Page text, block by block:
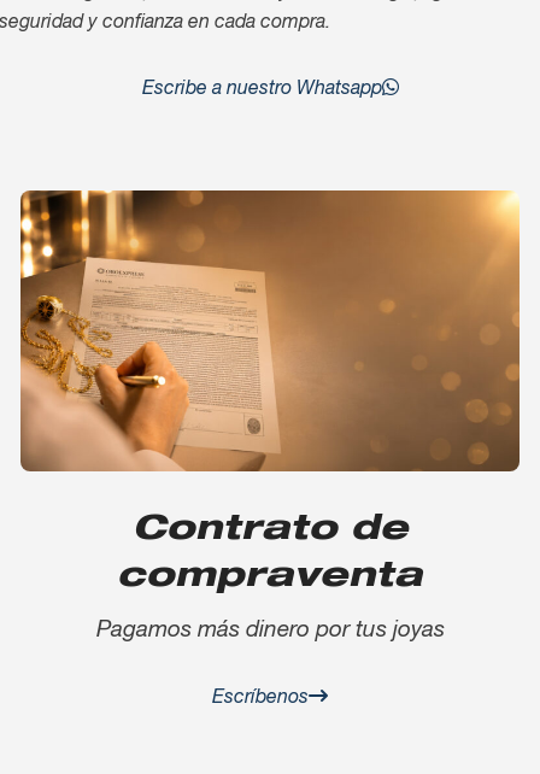
seguridad y confianza en cada compra.
Escribe a nuestro Whatsapp
Contrato de
compraventa
Pagamos más dinero por tus joyas
Escríbenos